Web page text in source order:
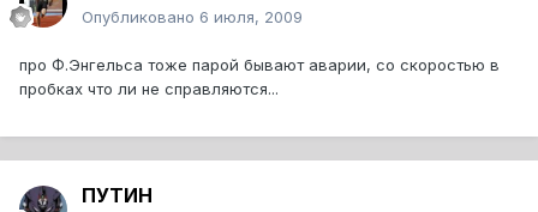
Опубликовано 6 июля, 2009
про Ф.Энгельса тоже парой бывают аварии, со скоростью в
пробках что ли не справляются...
ПУТИН